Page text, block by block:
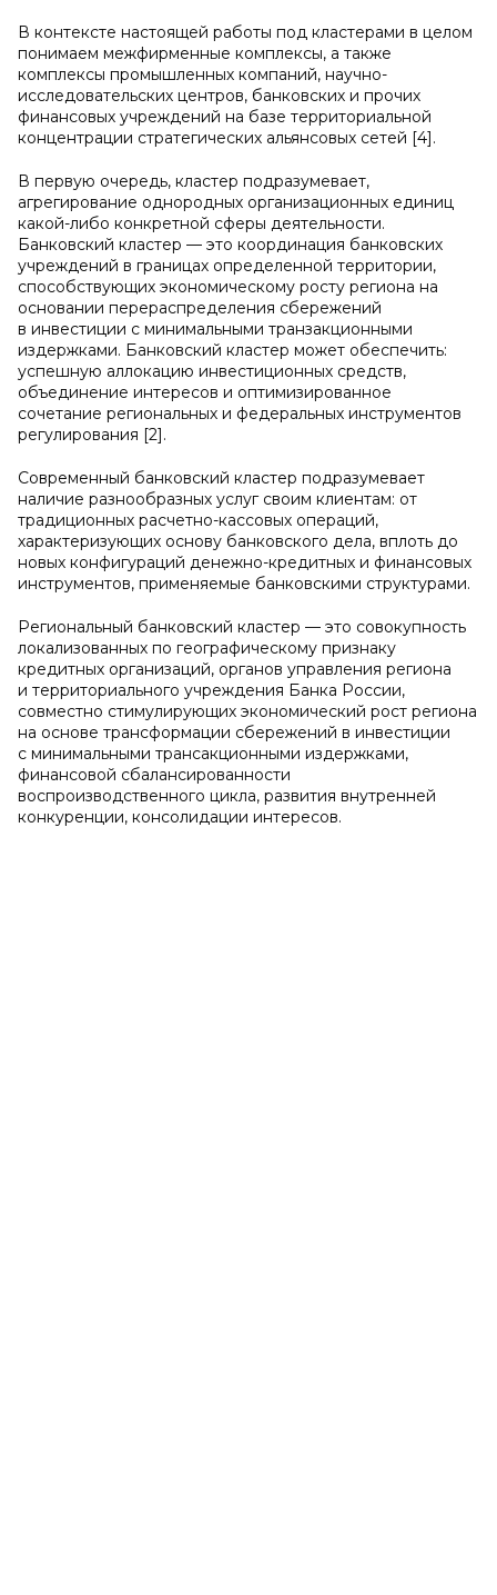
В контексте настоящей работы под кластерами в целом
понимаем межфирменные комплексы, а также
комплексы промышленных компаний, научно-
исследовательских центров, банковских и прочих
финансовых учреждений на базе территориальной
концентрации стратегических альянсовых сетей [4].
В первую очередь, кластер подразумевает,
агрегирование однородных организационных единиц
какой-либо конкретной сферы деятельности.
Банковский кластер — это координация банковских
учреждений в границах определенной территории,
способствующих экономическому росту региона на
основании перераспределения сбережений
в инвестиции с минимальными транзакционными
издержками. Банковский кластер может обеспечить:
успешную аллокацию инвестиционных средств,
объединение интересов и оптимизированное
сочетание региональных и федеральных инструментов
регулирования [2].
Современный банковский кластер подразумевает
наличие разнообразных услуг своим клиентам: от
традиционных расчетно-кассовых операций,
характеризующих основу банковского дела, вплоть до
новых конфигураций денежно-кредитных и финансовых
инструментов, применяемые банковскими структурами.
Региональный банковский кластер — это совокупность
локализованных по географическому признаку
кредитных организаций, органов управления региона
и территориального учреждения Банка России,
совместно стимулирующих экономический рост региона
на основе трансформации сбережений в инвестиции
с минимальными трансакционными издержками,
финансовой сбалансированности
воспроизводственного цикла, развития внутренней
конкуренции, консолидации интересов.